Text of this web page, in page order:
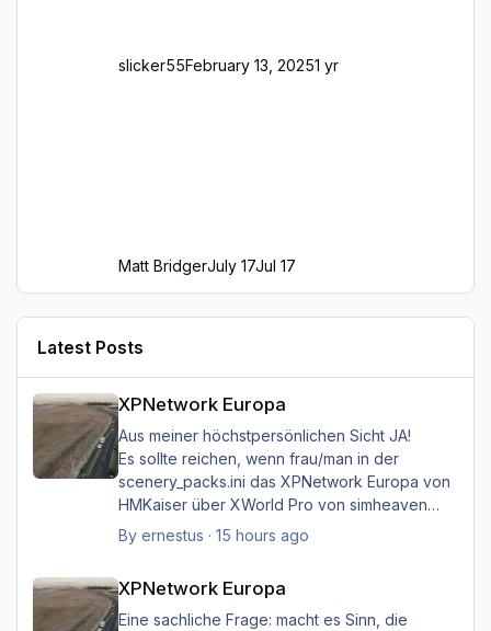
slicker55February 13, 20251 yr
Matt BridgerJuly 17Jul 17
Latest Posts
XPNetwork Europa
Aus meiner höchstpersönlichen Sicht JA!
Es sollte reichen, wenn frau/man in der
scenery_packs.ini das XPNetwork Europa von
HMKaiser über XWorld Pro von simheaven
angeordnet hat. Es ist aufgrund der im
XPNetwork gesetzten Exclusions nicht einmal
Aerials, ships, roads - nicht zu
installieren/aktivieren.
By ernestus · 15 hours ago
XPNetwork Europa
Eine sachliche Frage: macht es Sinn, die